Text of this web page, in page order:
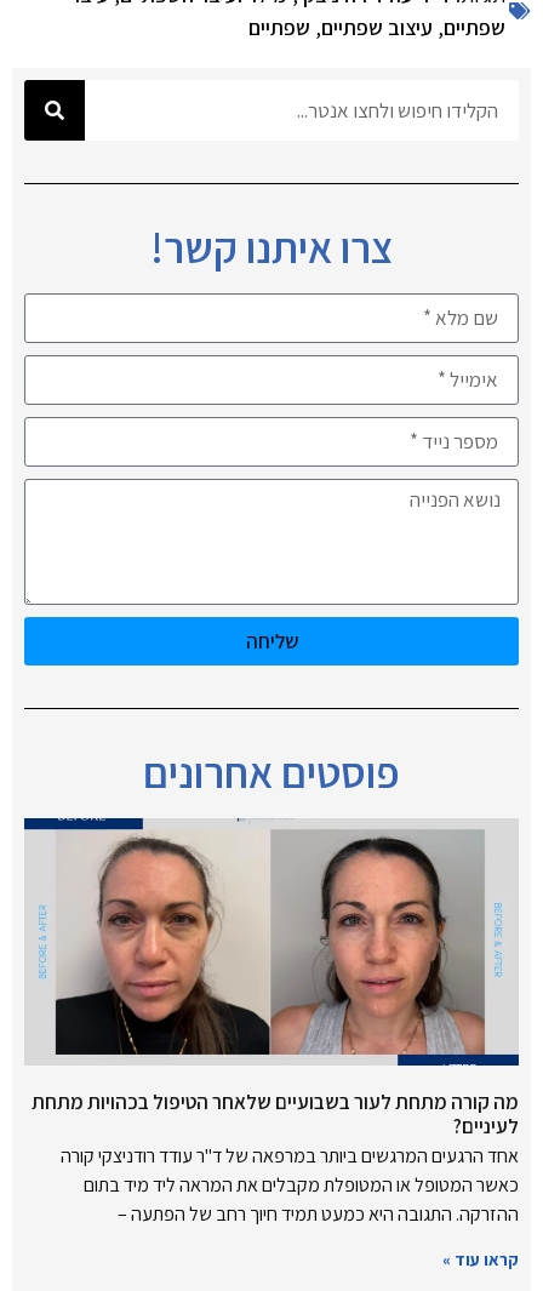
שפתיים, עיצוב שפתיים, שפתיים
צרו איתנו קשר!
שליחה
פוסטים אחרונים
מה קורה מתחת לעור בשבועיים שלאחר הטיפול בכהויות מתחת
לעיניים?
אחד הרגעים המרגשים ביותר במרפאה של ד"ר עודד רודניצקי קורה
כאשר המטופל או המטופלת מקבלים את המראה ליד מיד בתום
ההזרקה. התגובה היא כמעט תמיד חיוך רחב של הפתעה –
קראו עוד »